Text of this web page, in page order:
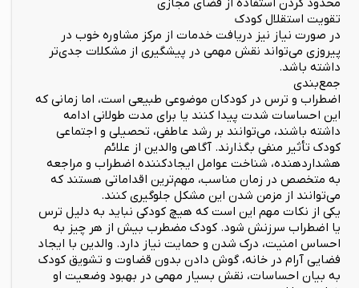
محدود کردن استفاده از فضای مجازی
تقویت استقلال کودک
در صورت نیاز نیز دریافت خدمات از مرکز مشاوره خوب در
پیروزی می‌تواند نقش مهمی در پیشگیری از مشکلات جدی‌تر
داشته باشد.
جمع‌بندی
اضطراب و ترس در کودکان موضوعی طبیعی است، اما زمانی که
این احساسات شدت پیدا کنند یا برای مدت طولانی ادامه
داشته باشند، می‌توانند بر رشد عاطفی، تحصیلی و اجتماعی
کودک تأثیر منفی بگذارند. آگاهی والدین از علائم
هشداردهنده، شناخت عوامل ایجادکننده اضطراب و مراجعه
به متخصص در زمان مناسب، مهم‌ترین اقداماتی هستند که
می‌توانند از مزمن شدن این مشکل جلوگیری کنند.
یکی از نکات مهم این است که هیچ کودکی نباید به دلیل ترس
یا اضطراب سرزنش شود. کودک مضطرب بیش از هر چیز به
احساس امنیت، درک شدن و حمایت نیاز دارد. والدین با ایجاد
فضایی آرام در خانه، گوش دادن بدون قضاوت و تشویق کودک
به بیان احساسات، نقش بسیار مهمی در بهبود وضعیت او